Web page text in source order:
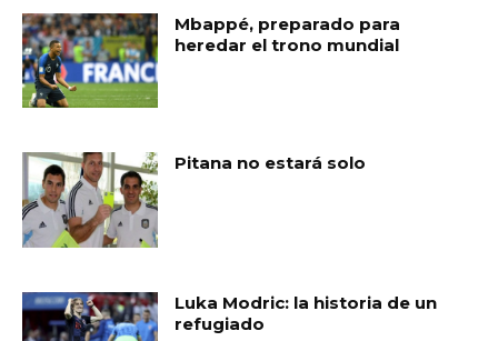
Mbappé, preparado para
heredar el trono mundial
Pitana no estará solo
Luka Modric: la historia de un
refugiado